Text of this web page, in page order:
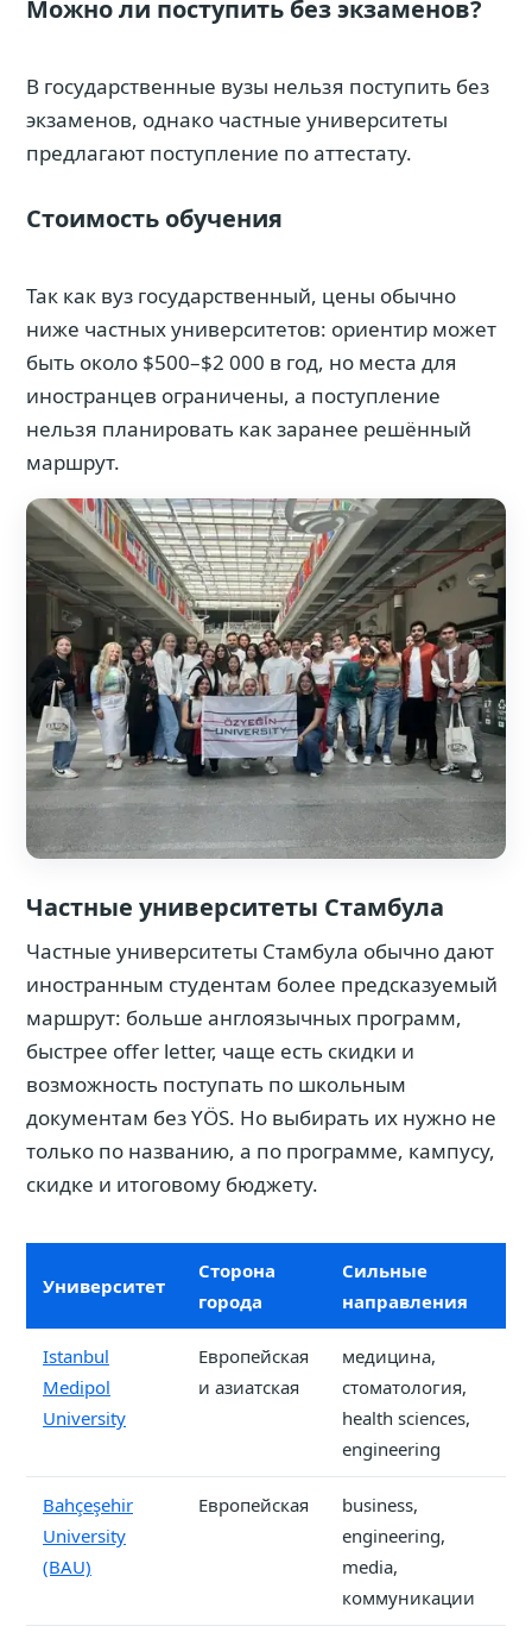
Можно ли поступить без экзаменов?
В государственные вузы нельзя поступить без
экзаменов, однако частные университеты
предлагают поступление по аттестату.
Стоимость обучения
Так как вуз государственный, цены обычно
ниже частных университетов: ориентир может
быть около $500–$2 000 в год, но места для
иностранцев ограничены, а поступление
нельзя планировать как заранее решённый
маршрут.
Частные университеты Стамбула
Частные университеты Стамбула обычно дают
иностранным студентам более предсказуемый
маршрут: больше англоязычных программ,
быстрее offer letter, чаще есть скидки и
возможность поступать по школьным
документам без YÖS. Но выбирать их нужно не
только по названию, а по программе, кампусу,
скидке и итоговому бюджету.
Университет
Сторона
города
Сильные
направления
Istanbul
Medipol
University
Европейская
и азиатская
медицина,
стоматология,
health sciences,
engineering
Bahçeşehir
University
(BAU)
Европейская
business,
engineering,
media,
коммуникации